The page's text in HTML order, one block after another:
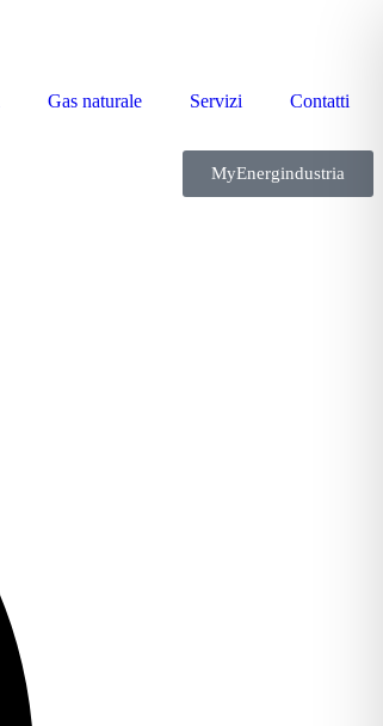
Gas naturale Servizi Contatti
MyEnergindustria